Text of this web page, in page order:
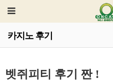
카지노 후기
벳쥐피티 후기 짠 !